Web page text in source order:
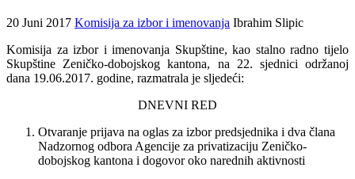
20 Juni 2017 Komisija za izbor i imenovanja Ibrahim Slipic
Komisija za izbor i imenovanja Skupštine, kao stalno radno tijelo
Skupštine Zeničko-dobojskog kantona, na 22. sjednici održanoj
dana 19.06.2017. godine, razmatrala je sljedeći:
DNEVNI RED
Otvaranje prijava na oglas za izbor predsjednika i dva člana
Nadzornog odbora Agencije za privatizaciju Zeničko-
dobojskog kantona i dogovor oko narednih aktivnosti